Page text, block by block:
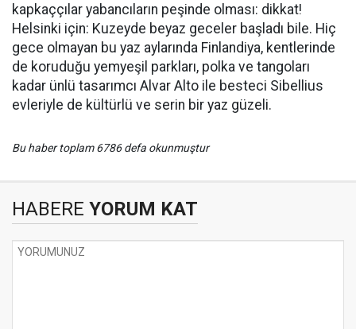
kapkaççılar yabancıların peşinde olması: dikkat!
Helsinki için: Kuzeyde beyaz geceler başladı bile. Hiç
gece olmayan bu yaz aylarında Finlandiya, kentlerinde
de koruduğu yemyeşil parkları, polka ve tangoları
kadar ünlü tasarımcı Alvar Alto ile besteci Sibellius
evleriyle de kültürlü ve serin bir yaz güzeli.
Bu haber toplam 6786 defa okunmuştur
HABERE YORUM KAT